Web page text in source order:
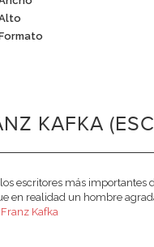
KAFKA
escritores más
en realidad un hombre
Kafka